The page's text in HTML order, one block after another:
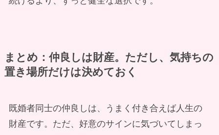
まとめ：仲良しは財産。ただし、気持ちの
置き場所だけは決めておく
既婚者同士の仲良しは、うまく付き合えば人生の
財産です。ただ、好意のサインに気づいてしまっ